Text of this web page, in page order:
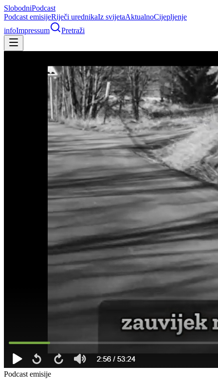
SlobodniPodcast
Podcast emisijeRiječi urednikaIz svijetaAktualnoCijepljenje
infoImpressum Pretraži
Podcast emisije